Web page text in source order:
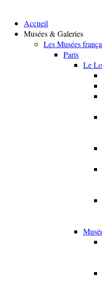
Accueil
Musées & Galeries
Les Musées
Paris
Le